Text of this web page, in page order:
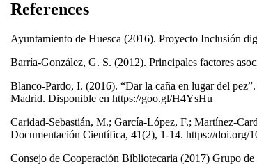
References
Ayuntamiento de Huesca (2016). Proyecto Inclusión
Barría-González, G. S. (2012). Principales factores
Blanco-Pardo, I. (2016). “Dar la caña en lugar del
Madrid. Disponible en https://goo.gl/H4YsHu
Caridad-Sebastián, M.; García-López, F.; Martínez-
Documentación Científica, 41(2), 1-14. https://doi.org/
Consejo de Cooperación Bibliotecaria (2017) Grupo